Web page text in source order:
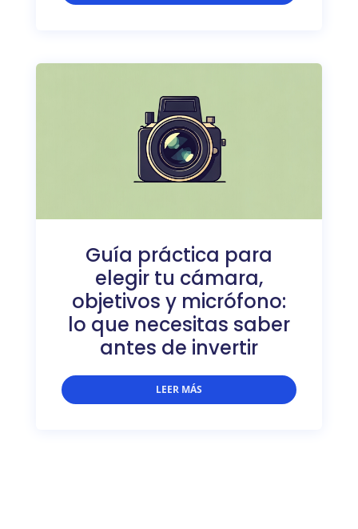
Guía práctica para
elegir tu cámara,
objetivos y micrófono:
lo que necesitas saber
antes de invertir
LEER MÁS